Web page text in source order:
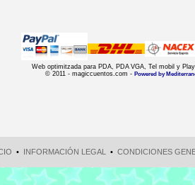
Web optimitzada para PDA, PDA VGA, Tel mobil y
© 2011 - magiccuentos.com - Powered by
• INFORMACIÓN LEGAL • CONDICIONES